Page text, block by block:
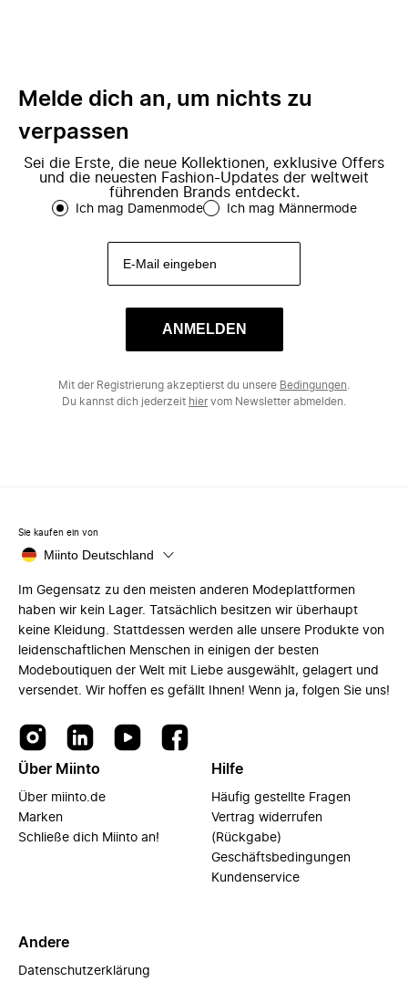
Melde dich an, um nichts zu
verpassen
Sei die Erste, die neue Kollektionen, exklusive Offers
und die neuesten Fashion-Updates der weltweit
führenden Brands entdeckt.
Ich mag Damenmode Ich mag Männermode
ANMELDEN
Mit der Registrierung akzeptierst du unsere Bedingungen
Du kannst dich jederzeit hiervom Newsletter abmelden.
Sie kaufen ein von
Miinto Deutschland
Im Gegensatz zu den meisten anderen Modeplattformen
haben wir kein Lager. Tatsächlich besitzen wir überhaupt
keine Kleidung. Stattdessen werden alle unsere Produkte von
leidenschaftlichen Menschen in einigen der besten
Modeboutiquen der Welt mit Liebe ausgewählt, gelagert und
versendet. Wir hoffen es gefällt Ihnen! Wenn ja, folgen Sie uns!
Über Miinto
Über miinto.de
Marken
Schließe dich Miinto an!
Hilfe
Häufig gestellte Fragen
Vertrag widerrufen
(Rückgabe)
Geschäftsbedingungen
Kundenservice
Andere
Datenschutzerklärung